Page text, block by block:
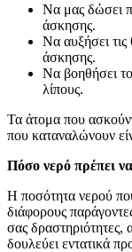
Να μας δώσει
άσκησης.
Να αυξήσει τις
άσκησης.
Να βοηθήσει
λίπους.
Τα άτομα που
που καταναλώνουν
Πόσο νερό πρέπει
Η ποσότητα νερού
διάφορους
σας
δουλεύει εντατικά